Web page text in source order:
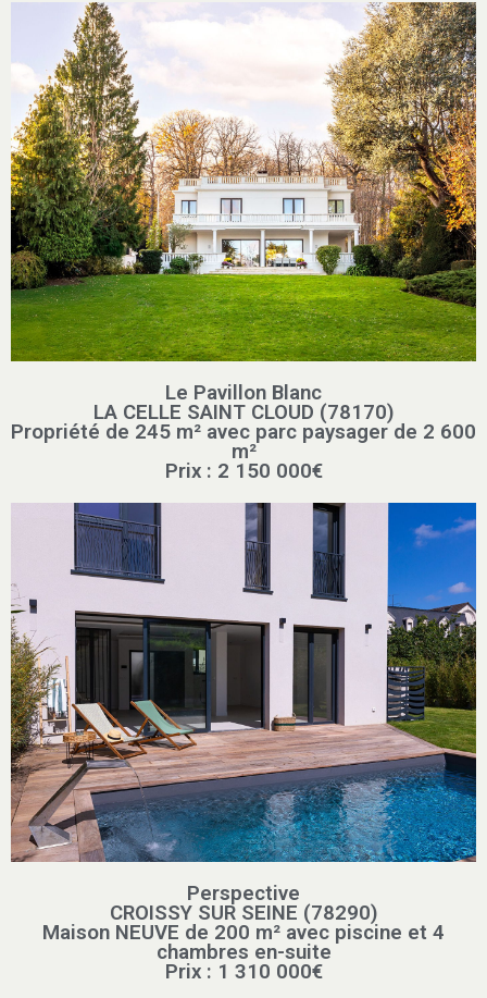
Le Pavillon Blanc
LA CELLE SAINT CLOUD (78170)
Propriété de 245 m² avec parc paysager de 2 600
m²
Prix : 2 150 000€
Perspective
CROISSY SUR SEINE (78290)
Maison NEUVE de 200 m² avec piscine et 4
chambres en-suite
Prix : 1 310 000€